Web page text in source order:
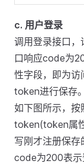
c. 用户登录
调用登录接口，
口响应code为
性字段，即为
token进行保存。
如下图所示，按
token(token属
写刚才注册保
code为200表示